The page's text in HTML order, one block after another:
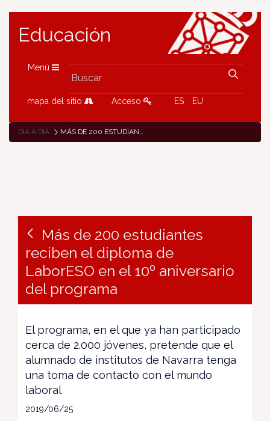
Educación
Menú
mapa del sitio Acceso ES EU
DÍA A DÍA MÁS DE 200 ESTUDIANTES RECIBEN EL DIPLOMA DE LABORESO EN EL 10º ANIVERSARIO DEL PROGRAMA
Más de 200 estudiantes
reciben el diploma de
LaborESO en el 10º aniversario
del programa
El programa, en el que ya han participado
cerca de 2.000 jóvenes, pretende que el
alumnado de institutos de Navarra tenga
una toma de contacto con el mundo
laboral
2019/06/25